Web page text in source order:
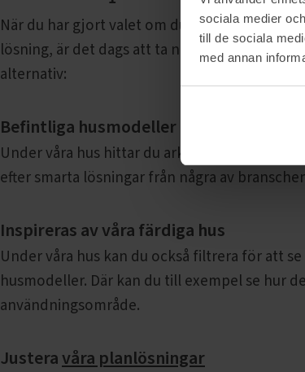
sociala medier
till de sociala
med annan
När du har gjort valet om du vill bygga ett
lösning, är det dags att ta nästa steg mot att
alternativ:
Befintliga husmodeller
Under våra hus hittar du arkitektritade
efter smarta lösningar från några av
Inspireras av våra färdiga hus
Under våra hus kan du också filtrera för att
husmodeller. Där kan du till exempel se hur
användningsområde.
Justeravåra planlösningar